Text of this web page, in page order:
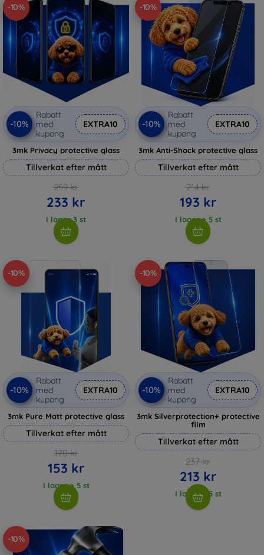
-10%
-10%
Rabatt
med
kupong
EXTRA10
3mk Privacy protective glass
Tillverkat efter mått
259 kr
233 kr
I lager 3 st
-10%
-10%
Rabatt
med
kupong
EXTRA10
3mk Anti-Shock protective glass
Tillverkat efter mått
214 kr
193 kr
I lager > 5 st
-10%
-10%
Rabatt
med
kupong
EXTRA10
3mk Pure Matt protective glass
Tillverkat efter mått
170 kr
153 kr
I lager > 5 st
-10%
-10%
Rabatt
med
kupong
EXTRA10
3mk Silverprotection+ protective
film
Tillverkat efter mått
237 kr
213 kr
I lager > 5 st
-10%